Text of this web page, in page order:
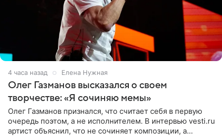
4 часа назад Елена Нужная
Олег Газманов высказался о своем
творчестве: «Я сочиняю мемы»
Олег Газманов признался, что считает себя в первую
очередь поэтом, а не исполнителем. В интервью vesti.ru
артист объяснил, что не сочиняет композиции, а